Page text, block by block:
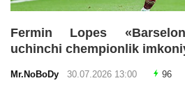
Fermin Lopes
uchinchi chempionlik
Mr.NoBoDy 30.07.2026 13:00 96